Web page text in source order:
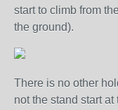
start to climb from
the ground).
There is no other
not the stand start